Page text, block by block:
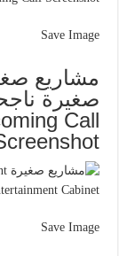
Save Image
Call
Save Image